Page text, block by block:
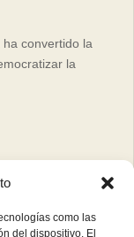
como las
del dispositivo. El
convertido la
la